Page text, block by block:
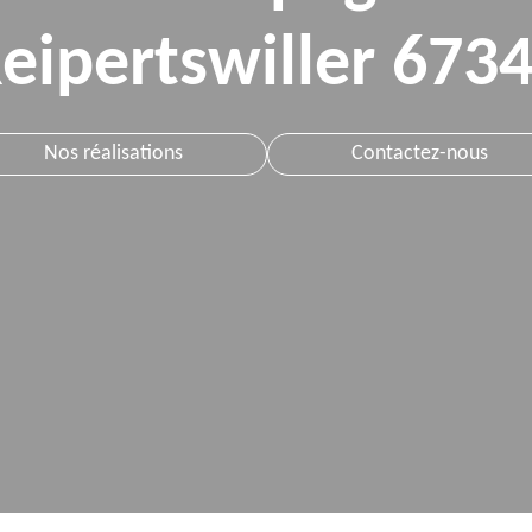
Nos réalisations Contactez-nous